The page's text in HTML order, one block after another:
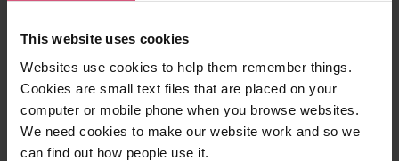
This website uses cookies
Websites use cookies to help them remember things.
Cookies are small text files that are placed on your
computer or mobile phone when you browse websites.
We need cookies to make our website work and so we
can find out how people use it.
um ihren Beitrag mit dem Klassenzimmercode
Teammitglieds und den Teamnamen angeben. Dies
wird auf den Zertifikaten angezeigt. Bitte stellen
sie daher sicher, dass diese Informationen korrekt
sind. Bitte geben sie keine Nachnamen der
Teammitglieder an. Bitte beachten sie, dass ein